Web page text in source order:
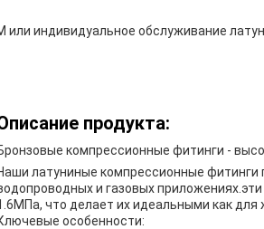
или индивидуальное обслуживание
продукта:
компрессионные фитинги -
латуниные компрессионные фитинги
и газовых
что делает их идеальными как для
особенности: